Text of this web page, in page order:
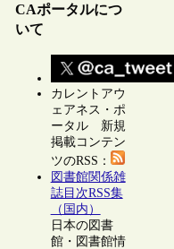
CAポータルにつ
いて
カレントアウ
ェアネス・ポ
ータル 新規
掲載コンテン
ツのRSS：
図書館関係雑
誌目次RSS集
（国内）
日本の図書
館・図書館情